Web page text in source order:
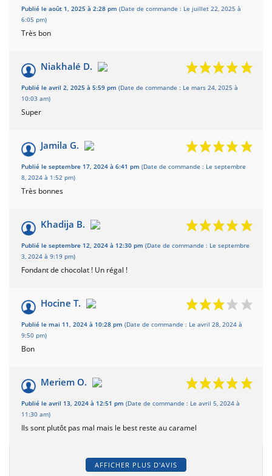
Basé sur 9 avis
Publié le août 1, 2025 à 2:28 pm (Date de commande : Le juillet 22, 2025 à
6:05 pm)
Très bon
Niakhalé D.
Publié le avril 2, 2025 à 5:59 pm (Date de commande : Le mars 24, 2025 à
10:03 am)
Super
Jamila G.
Publié le septembre 17, 2024 à 6:41 pm (Date de commande : Le septembre
8, 2024 à 1:52 pm)
Très bonnes
Khadija B.
Publié le septembre 12, 2024 à 12:30 pm (Date de commande : Le septembre
3, 2024 à 9:19 pm)
Fondant de chocolat ! Un régal !
Hocine T.
Publié le mai 11, 2024 à 10:28 pm (Date de commande : Le avril 28, 2024 à
9:50 pm)
Bon
Meriem O.
Publié le avril 13, 2024 à 12:51 pm (Date de commande : Le avril 5, 2024 à
11:30 am)
Ils sont plutôt pas mal mais le best reste au caramel
AFFICHER PLUS D'AVIS